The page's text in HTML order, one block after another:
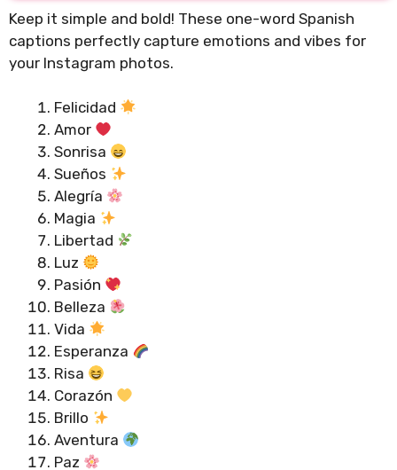
Keep it simple and bold! These one-word Spanish
captions perfectly capture emotions and vibes for
your Instagram photos.
Felicidad
Amor
Sonrisa
Sueños
Alegría
Magia
Libertad
Luz
Pasión
Belleza
Vida
Esperanza
Risa
Corazón
Brillo
Aventura
Paz